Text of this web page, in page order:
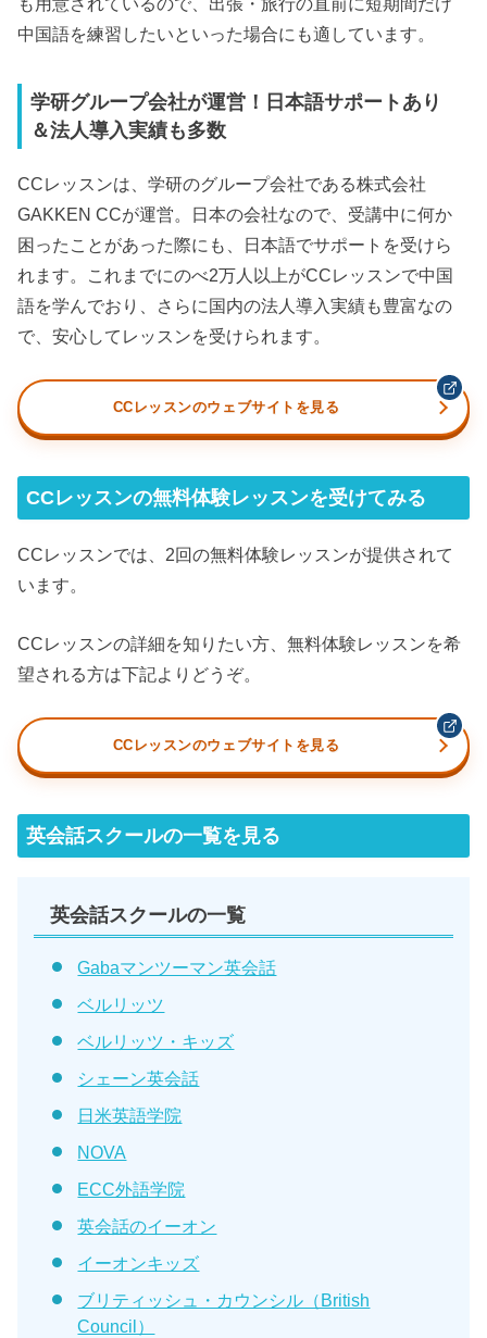
中国語を練習したいといった場合にも適しています。
学研グループ会社が運営！日本語サポートあり
＆法人導入実績も多数
CCレッスンは、学研のグループ会社である株式会社
GAKKEN CCが運営。日本の会社なので、受講中に何か
困ったことがあった際にも、日本語でサポートを受けら
れます。これまでにのべ2万人以上がCCレッスンで中国
語を学んでおり、さらに国内の法人導入実績も豊富なの
で、安心してレッスンを受けられます。
CCレッスンのウェブサイトを見る
CCレッスンの無料体験レッスンを受けてみる
CCレッスンでは、2回の無料体験レッスンが提供されて
います。
CCレッスンの詳細を知りたい方、無料体験レッスンを希
望される方は下記よりどうぞ。
CCレッスンのウェブサイトを見る
英会話スクールの一覧を見る
英会話スクールの一覧
Gabaマンツーマン英会話
ベルリッツ
ベルリッツ・キッズ
シェーン英会話
日米英語学院
NOVA
ECC外語学院
英会話のイーオン
イーオンキッズ
ブリティッシュ・カウンシル（British
Council）